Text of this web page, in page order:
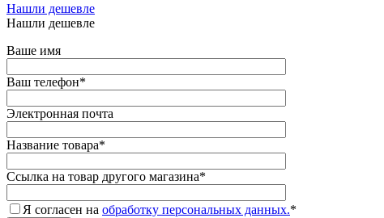
Нашли дешевле
Нашли дешевле
Ваше имя
Ваш телефон*
Электронная почта
Название товара*
Ссылка на товар другого магазина*
Я согласен на обработку персональных данных.*